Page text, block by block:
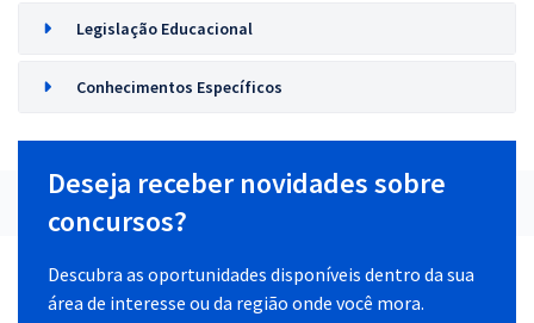
Legislação Educacional
Conhecimentos Específicos
Deseja receber novidades sobre
concursos?
Descubra as oportunidades disponíveis dentro da sua
área de interesse ou da região onde você mora.